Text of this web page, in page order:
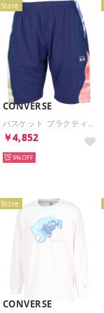
Store
CONVERSE
バスケット プラクティスパンツ ポケット付き CB252859 （2800 C.ネイビー）
￥4,852
9%
Store
CONVERSE